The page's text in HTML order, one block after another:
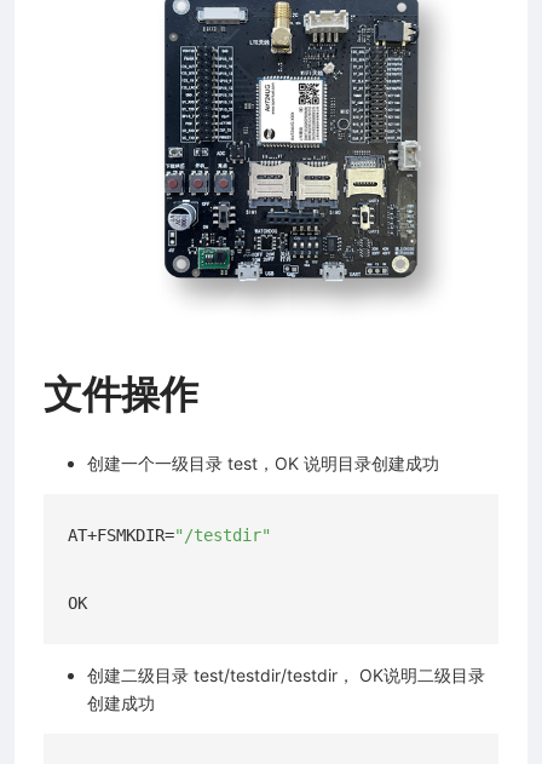
文件操作
创建一个一级目录 test，OK 说明目录创建成功
AT+FSMKDIR="/testdir"
创建二级目录 test/testdir/testdir， OK说明二级目录
创建成功